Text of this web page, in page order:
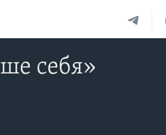
себя»